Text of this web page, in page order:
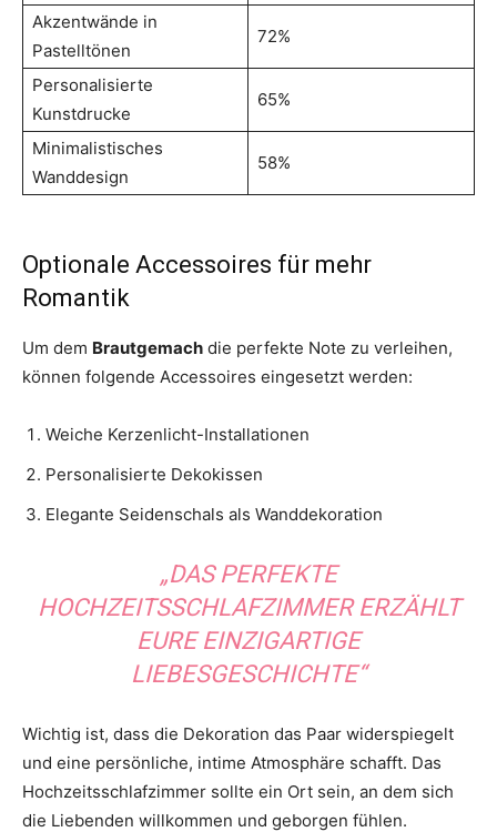
Akzentwände in
Pastelltönen
72%
Personalisierte
Kunstdrucke
65%
Minimalistisches
Wanddesign
58%
Optionale Accessoires für mehr
Romantik
Um dem Brautgemach die perfekte Note zu verleihen,
können folgende Accessoires eingesetzt werden:
Weiche Kerzenlicht-Installationen
Personalisierte Dekokissen
Elegante Seidenschals als Wanddekoration
„DAS PERFEKTE
HOCHZEITSSCHLAFZIMMER ERZÄHLT
EURE EINZIGARTIGE
LIEBESGESCHICHTE“
Wichtig ist, dass die Dekoration das Paar widerspiegelt
und eine persönliche, intime Atmosphäre schafft. Das
Hochzeitsschlafzimmer sollte ein Ort sein, an dem sich
die Liebenden willkommen und geborgen fühlen.